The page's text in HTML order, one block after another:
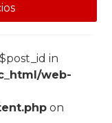
in
web-
on